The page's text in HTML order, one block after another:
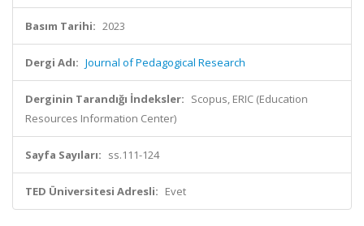
Basım Tarihi: 2023
Dergi Adı: Journal of Pedagogical Research
Derginin Tarandığı İndeksler: Scopus, ERIC (Education
Resources Information Center)
Sayfa Sayıları: ss.111-124
TED Üniversitesi Adresli: Evet